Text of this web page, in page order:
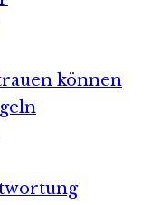
können